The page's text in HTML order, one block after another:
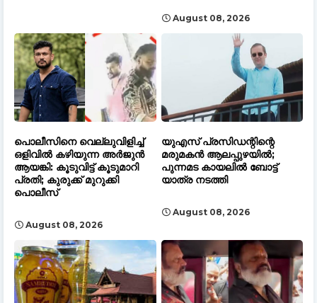
August 08, 2026
പൊലീസിനെ വെല്ലുവിളിച്ച്
ഒളിവിൽ കഴിയുന്ന അർജുൻ
ആയങ്കി: കൂടുവിട്ട് കൂടുമാറി
പ്രതി; കുരുക്ക് മുറുക്കി
പൊലീസ്
August 08, 2026
യുഎസ് പ്രസിഡന്റിന്റെ
മരുമകൻ ആലപ്പുഴയിൽ;
പുന്നമട കായലിൽ ബോട്ട്
യാത്ര നടത്തി
August 08, 2026